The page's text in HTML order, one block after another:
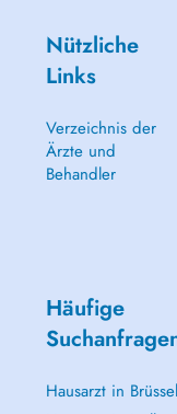
Nützliche
Links
Verzeichnis der
Ärzte und
Behandler
Häufige
Hausarzt in Brüssel